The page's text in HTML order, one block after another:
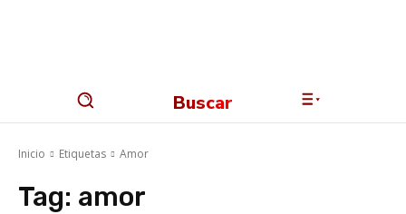
Buscar
Inicio Etiquetas Amor
Tag: amor